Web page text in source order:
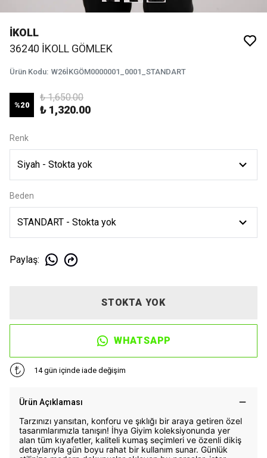
İKOLL
36240 İKOLL GÖMLEK
Ürün Kodu: W26İKGÖM0000001_0001_STANDART
%20
₺ 1,650.00
₺ 1,320.00
Renk
Beden
Paylaş:
STOKTA YOK
WHATSAPP
14 gün içinde iade değişim
Ürün Açıklaması
Tarzınızı yansıtan, konforu ve şıklığı bir araya getiren özel
tasarımlarımızla tanışın! İhya Giyim koleksiyonunda yer
alan tüm kıyafetler, kaliteli kumaş seçimleri ve özenli dikiş
detaylarıyla gün boyu rahat bir kullanım sunar. Günlük